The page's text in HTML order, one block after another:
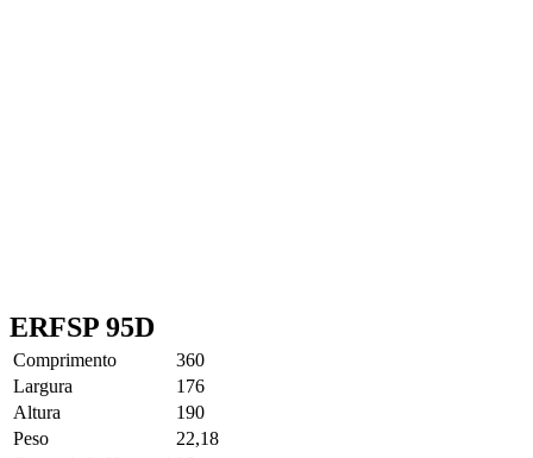
ERFSP 95D
Comprimento
360
Largura
176
Altura
190
Peso
22,18